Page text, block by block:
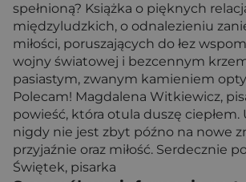
spełnioną? Książka o pięknych
międzyludzkich, o odnalezieniu
miłości, poruszających do łez
wojny światowej i bezcennym
pasiastym, zwanym kamieniem
Polecam! Magdalena Witkiewicz,
powieść, która otula duszę ciepłem.
nigdy nie jest zbyt późno na nowe
przyjaźnie oraz miłość. Serdecznie
Świętek, pisarka